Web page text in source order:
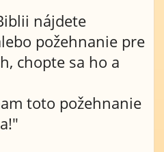
nájdete
požehnanie pre
chopte sa ho a
toto požehnanie